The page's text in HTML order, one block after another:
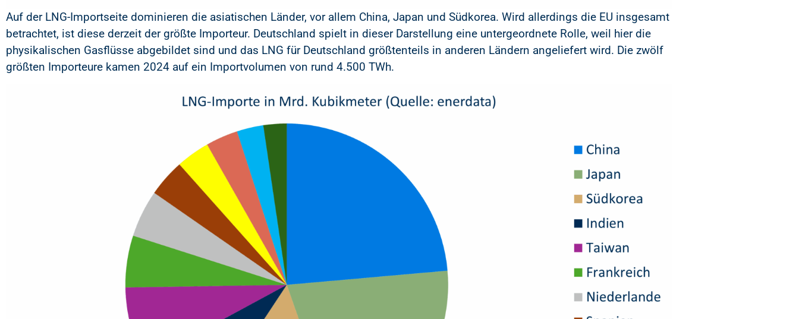
Auf der LNG-Importseite dominieren die asiatischen Länder, vor allem China, Japan und Südkorea. Wird allerdings die EU insgesamt
betrachtet, ist diese derzeit der größte Importeur. Deutschland spielt in dieser Darstellung eine untergeordnete Rolle, weil hier die
physikalischen Gasflüsse abgebildet sind und das LNG für Deutschland größtenteils in anderen Ländern angeliefert wird. Die zwölf
größten Importeure kamen 2024 auf ein Importvolumen von rund 4.500 TWh.